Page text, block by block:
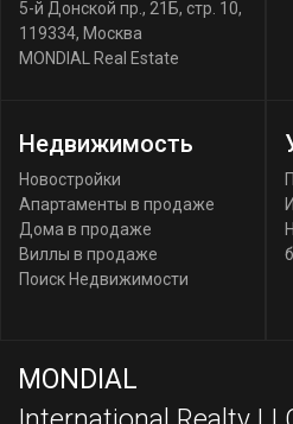
5-й Донской пр., 21Б, стр. 10,
119334, Москва
MONDIAL Real Estate
Недвижимость
Новостройки
Апартаменты в продаже
Дома в продаже
Виллы в продаже
Поиск Недвижимости
MONDIAL